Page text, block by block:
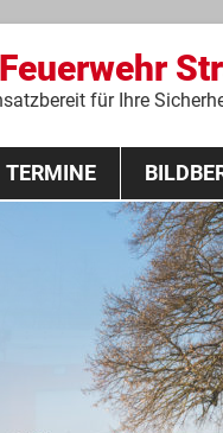
für Ihre
TERMINE
THL Lehrgang 2020